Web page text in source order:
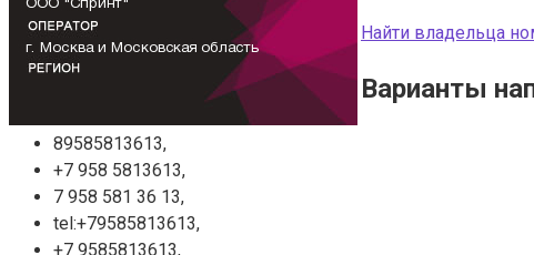
Найти владельца
Варианты
89585813613,
+7 958 5813613,
7 958 581 36 13,
tel:+79585813613,
+7 9585813613,